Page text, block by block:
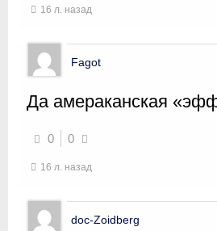
16 л. назад
Fagot
Да амераканская
0 0
16 л. назад
doc-Zoidberg